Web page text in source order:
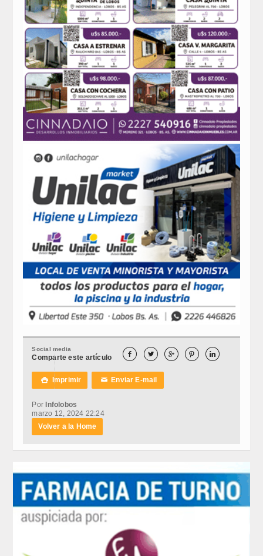
Social media
Comparte este artículo     
 Imprimir ✉Enviar E-mail
Por Infolobos
marzo 12, 2024 22:24
Volver a la Home